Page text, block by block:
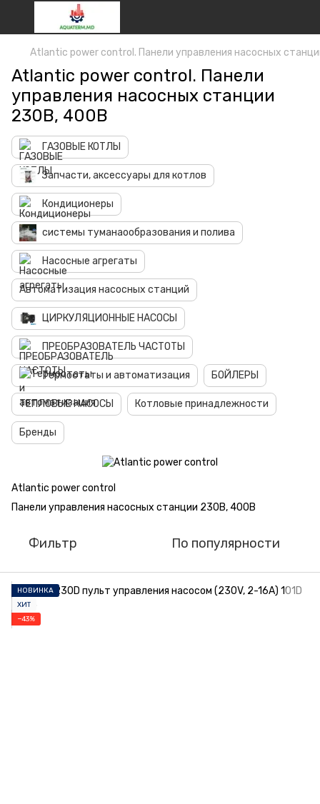
Atlantic power control. Панели управления насосныx
Atlantic power control. Панели
управления насосныx станции
230В, 400В
ГАЗОВЫЕ КОТЛЫ
Запчасти, аксессуары для котлов
Кондиционеры
системы туманаoобразования и полива
Hасосные агрегаты
Автоматизация насосных станций
ЦИРКУЛЯЦИОННЫЕ НАСОСЫ
ПРЕОБРАЗОВАТЕЛЬ ЧАСТОТЫ
Термостаты и автоматизация БОЙЛЕРЫ
ТЕПЛОВЫЕ НАСОСЫ Котловые принадлежности
Бренды
Atlantic power control
Панели управления насосныx станции 230В, 400В
Фильтр По популярности
НОВИНКА
ХИТ
−43%